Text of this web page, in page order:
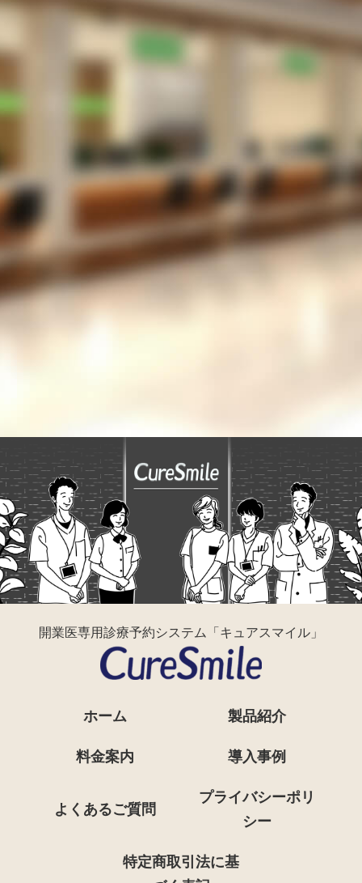
受付業務の無駄・手間をなくしたい。
待合室や駐車場で患者さんを待たせてしまってい
患者さんは、さほど多くないがメリットはあるの
LINEでの運用を考えているが、設定が難しいの
053-489-5256
開業医専用診療予約システム「キュアスマイル」
ホーム 製品紹介
料金案内 導入事例
よくあるご質問
プライバシーポリ
シー
特定商取引法に基